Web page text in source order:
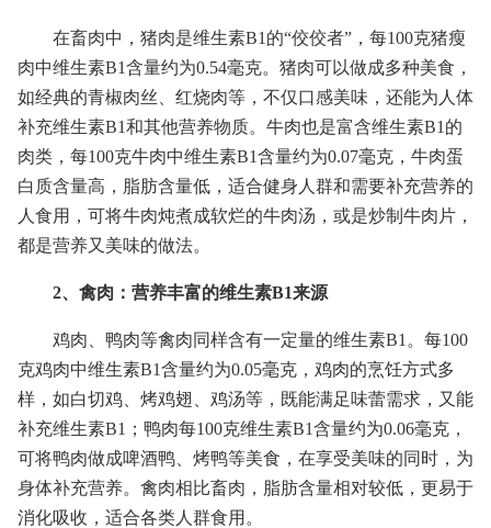
在畜肉中，猪肉是维生素B1的“佼佼者”，每100克猪瘦
肉中维生素B1含量约为0.54毫克。猪肉可以做成多种美食，
如经典的青椒肉丝、红烧肉等，不仅口感美味，还能为人体
补充维生素B1和其他营养物质。牛肉也是富含维生素B1的
肉类，每100克牛肉中维生素B1含量约为0.07毫克，牛肉蛋
白质含量高，脂肪含量低，适合健身人群和需要补充营养的
人食用，可将牛肉炖煮成软烂的牛肉汤，或是炒制牛肉片，
都是营养又美味的做法。
2、禽肉：营养丰富的维生素B1来源
鸡肉、鸭肉等禽肉同样含有一定量的维生素B1。每100
克鸡肉中维生素B1含量约为0.05毫克，鸡肉的烹饪方式多
样，如白切鸡、烤鸡翅、鸡汤等，既能满足味蕾需求，又能
补充维生素B1；鸭肉每100克维生素B1含量约为0.06毫克，
可将鸭肉做成啤酒鸭、烤鸭等美食，在享受美味的同时，为
身体补充营养。禽肉相比畜肉，脂肪含量相对较低，更易于
消化吸收，适合各类人群食用。